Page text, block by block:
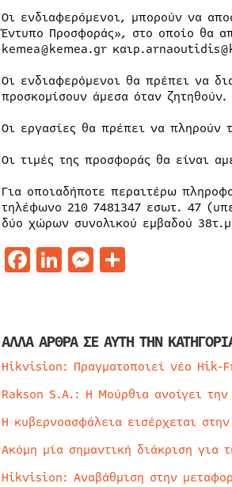
Οι ενδιαφερόμενοι, μπορούν να
Έντυπο Προσφοράς», στο οποίο θα
kemea@kemea.gr
Οι ενδιαφερόμενοι θα πρέπει να
προσκομίσουν άμεσα όταν ζητηθούν.
Οι εργασίες θα πρέπει να πληρούν
Οι τιμές της προσφοράς θα είναι
Για οποιαδήποτε περαιτέρω
τηλέφωνο 210 7481347 εσωτ. 47
δύο χώρων συνολικού εμβαδού
Facebook
LinkedIn
Messenger
ΑΛΛΑ ΑΡΘΡΑ ΣΕ ΑΥΤΗ ΤΗΝ
Hikvision: Πραγματοποιεί νέο Hik-
Rakson S.A.: Η Μούρθια ανοίγει
Η κυβερνοασφάλεια εισέρχεται
Ακόμη μία σημαντική διάκριση
Hikvision: Αναβάθμιση στην